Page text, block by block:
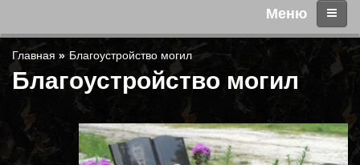
Меню
Благоустройство могил
Благоустройство могил